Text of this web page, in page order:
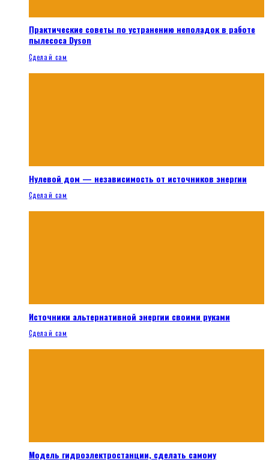
Практические советы по устранению неполадок в работе
пылесоса Dyson
Сделай сам
Нулевой дом — независимость от источников энергии
Сделай сам
Источники альтернативной энергии своими руками
Сделай сам
Модель гидроэлектростанции, сделать самому